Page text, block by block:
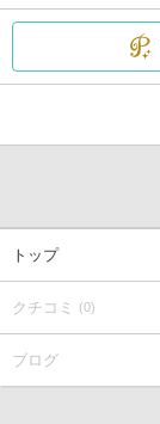
トップ
クチコミ (0)
ブログ